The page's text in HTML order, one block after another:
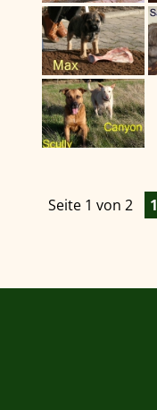
Seite 1 von 2 1